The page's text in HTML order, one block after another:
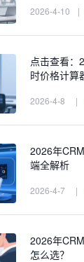
2026-4-10 |
点击查看：
时价格计算
2026-4-8 |
2026年
端全解析
2026-4-7 |
2026年
怎么选？